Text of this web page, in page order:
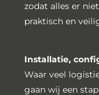
zodat alles er
praktisch en
Installatie,
Waar veel
gaan wij een